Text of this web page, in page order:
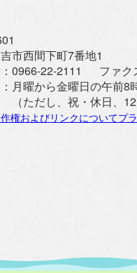
市西間下町7番地1
0966-22-2111 ファク
月曜から金曜日の午前8
（ただし、祝・休日、
権およびリンクについてプ